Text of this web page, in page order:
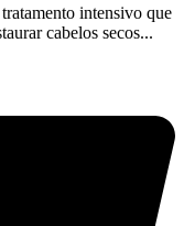
intensivo que
cabelos secos...